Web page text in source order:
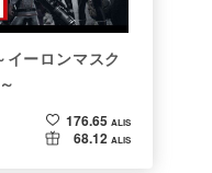
ーロンマスク
176.65 ALIS
68.12 ALIS